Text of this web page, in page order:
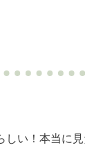
しい！本当に